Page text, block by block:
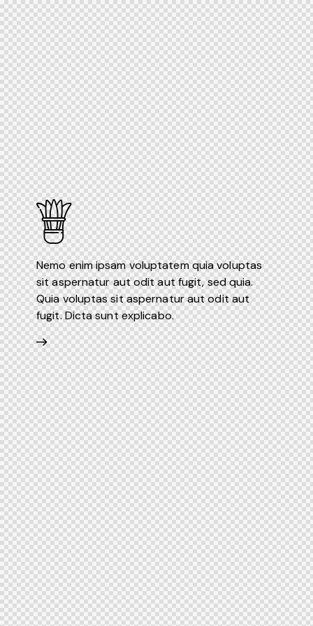
Nemo enim ipsam voluptatem quia voluptas
sit aspernatur aut odit aut fugit, sed quia.
Quia voluptas sit aspernatur aut odit aut
fugit. Dicta sunt explicabo.